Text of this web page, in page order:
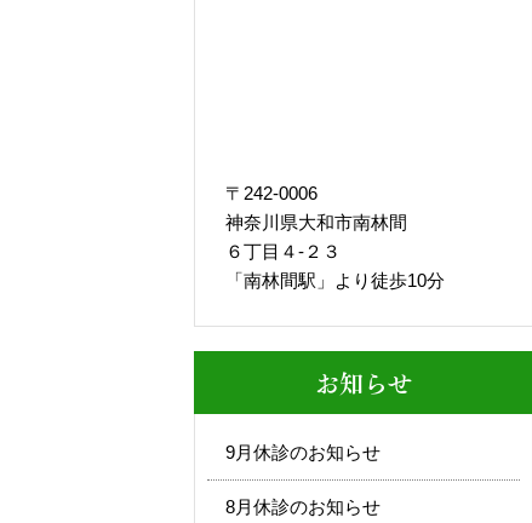
〒242-0006
神奈川県大和市南林間
６丁目４-２３
「南林間駅」より徒歩10分
お知らせ
9月休診のお知らせ
8月休診のお知らせ